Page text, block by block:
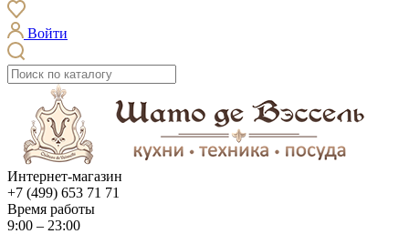
Войти
Интернет-магазин
+7 (499) 653 71 71
Время работы
9:00 – 23:00